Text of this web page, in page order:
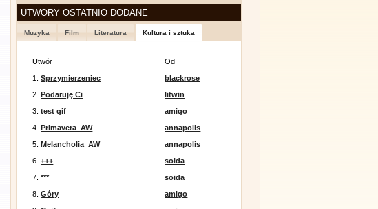
UTWORY OSTATNIO DODANE
Muzyka Film Literatura Kultura i sztuka
Utwór
Od
1.Sprzymierzeniec
blackrose
2.Podaruję Ci
litwin
3.test gif
amigo
4.Primavera_AW
annapolis
5.Melancholia_AW
annapolis
6.+++
soida
7.***
soida
8.Góry
amigo